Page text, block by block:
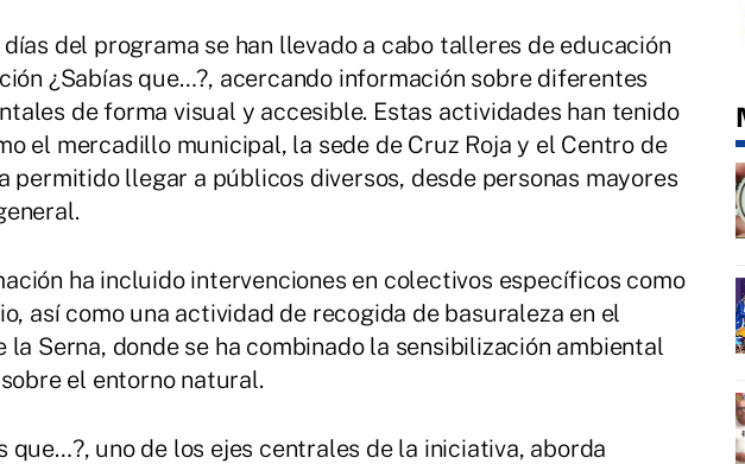
del programa se han llevado a cabo talleres de educación
¿Sabías que…?, acercando información sobre diferentes
de forma visual y accesible. Estas actividades han tenido
el mercadillo municipal, la sede de Cruz Roja y el Centro de
permitido llegar a públicos diversos, desde personas mayores
ha incluido intervenciones en colectivos específicos como
así como una actividad de recogida de basuraleza en el
Serna, donde se ha combinado la sensibilización ambiental
el entorno natural.
que…?, uno de los ejes centrales de la iniciativa, aborda